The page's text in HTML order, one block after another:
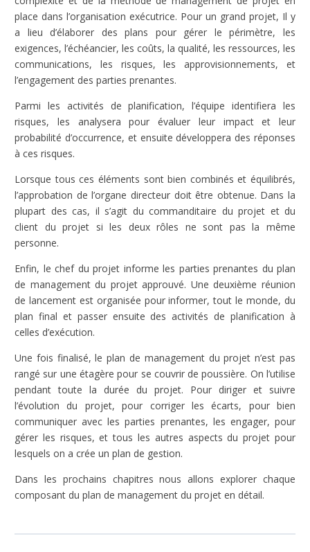
place dans l’organisation exécutrice. Pour un grand projet, Il y
a lieu d’élaborer des plans pour gérer le périmètre, les
exigences, l’échéancier, les coûts, la qualité, les ressources, les
communications, les risques, les approvisionnements, et
l’engagement des parties prenantes.
Parmi les activités de planification, l’équipe identifiera les
risques, les analysera pour évaluer leur impact et leur
probabilité d’occurrence, et ensuite développera des réponses
à ces risques.
Lorsque tous ces éléments sont bien combinés et équilibrés,
l’approbation de l’organe directeur doit être obtenue. Dans la
plupart des cas, il s’agit du commanditaire du projet et du
client du projet si les deux rôles ne sont pas la même
personne.
Enfin, le chef du projet informe les parties prenantes du plan
de management du projet approuvé. Une deuxième réunion
de lancement est organisée pour informer, tout le monde, du
plan final et passer ensuite des activités de planification à
celles d’exécution.
Une fois finalisé, le plan de management du projet n’est pas
rangé sur une étagère pour se couvrir de poussière. On l’utilise
pendant toute la durée du projet. Pour diriger et suivre
l’évolution du projet, pour corriger les écarts, pour bien
communiquer avec les parties prenantes, les engager, pour
gérer les risques, et tous les autres aspects du projet pour
lesquels on a crée un plan de gestion.
Dans les prochains chapitres nous allons explorer chaque
composant du plan de management du projet en détail.